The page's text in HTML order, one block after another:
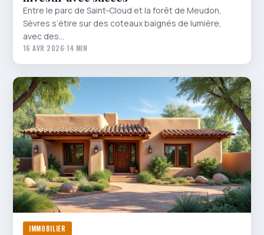
Entre le parc de Saint‑Cloud et la forêt de Meudon,
Sèvres s’étire sur des coteaux baignés de lumière,
avec des…
16 AVR 2026·14 MIN
IMMOBILIER